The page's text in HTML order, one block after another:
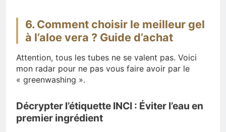
6. Comment choisir le meilleur gel
à l’aloe vera ? Guide d’achat
Attention, tous les tubes ne se valent pas. Voici
mon radar pour ne pas vous faire avoir par le
« greenwashing ».
Décrypter l’étiquette INCI : Éviter l’eau en
premier ingrédient